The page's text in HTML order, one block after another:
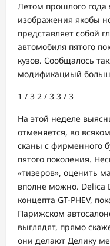
Летом прошлого
изображения якобы
представляет собой
автомобиля пятого
кузов. Сообщалось
модификациый
1 / 3 2 / 3 3 / 3
На этой неделе
отменяется, во
сканы с фирменного
пятого поколения.
«тизеров», оценить
вполне можно. Delica
концепта GT-PHEV,
Парижском
выглядят, прямо
они делают Делику